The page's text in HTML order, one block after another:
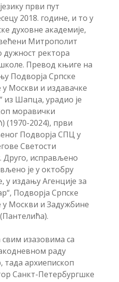
први пут
2018. године, и то у
духовне академије,
Митрополит
ректора
Превод књиге на
Подворја Српске
Москви и издавачке
из Шапца, урадио је
моравички
(1970-2024), први
Подворја СПЦ у
Светости
Друго, исправљено
је у октобру
у издању Агенције за
Подворја Српске
у Москви и Задужбине
изазовима са
раду
тада архиепископ
Санкт-Петербургшке